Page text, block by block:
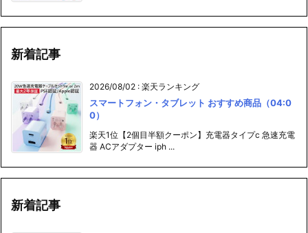
新着記事
2026/08/02 : 楽天ランキング
スマートフォン・タブレット おすすめ商品（04:0
0）
楽天1位【2個目半額クーポン】充電器タイプc 急速充電
器 ACアダプター iph ...
新着記事